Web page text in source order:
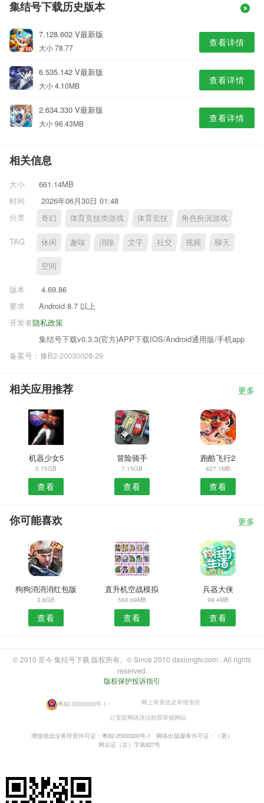
集结号下载历史版本
7.128.602 V最新版
大小 78.77 查看详情
6.535.142 V最新版
大小 4.10MB 查看详情
2.634.330 V最新版
大小 96.43MB 查看详情
相关信息
大小
661.14MB
时间
2026年06月30日 01:48
分类
奇幻 体育竞技类游戏 体育竞技 角色扮演游戏
TAG 休闲 趣味 消除 文字 社交 视频 聊天
空间
版本
4.69.86
要求
Android 8.7 以上
隐私政策
开发者
集结号下载v0.3.3(官方)APP下载IOS/Android通用版/手机app
备案号：豫B2-20030028-29
相关应用推荐 更多
机器少女5
5.75GB
查看
冒险骑手
7.15GB
查看
跑酷飞行2
827.1MB
查看
你可能喜欢 更多
狗狗消消消红包版
3.8GB
查看
直升机空战模拟
560.69MB
查看
兵器大侠
99.4MB
查看
© 2010 至今 集结号下载 版权所有。© Since 2010 daxiongtv.com . All rights
reserved.
版权保护投诉指引
粤B2-20030330号-1 ・
网上有害信息举报专区
公安部网络违法犯罪举报网站
增值电信业务经营许可证：粤B2-20030330号-1
网络出版服务许可证：（署）
网出证（京）字第827号